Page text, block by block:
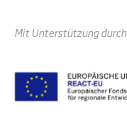
Mit Unterstützung durch